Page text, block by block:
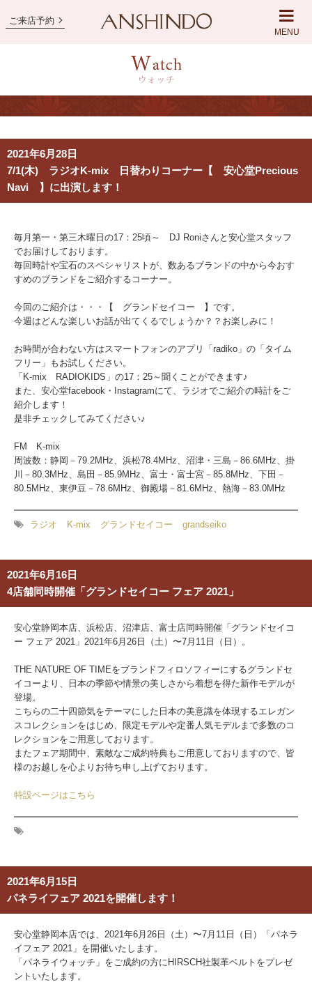
ご来店予約
MENU
2021年6月28日
7/1(木) ラジオK-mix 日替わりコーナー【 安心堂Precious
Navi 】に出演します！
毎月第一・第三木曜日の17：25頃～ DJ Roniさんと安心堂スタッフ
でお届けしております。
毎回時計や宝石のスペシャリストが、数あるブランドの中から今おす
すめのブランドをご紹介するコーナー。
今回のご紹介は・・・【 グランドセイコー 】です。
今週はどんな楽しいお話が出てくるでしょうか？？お楽しみに！
お時間が合わない方はスマートフォンのアプリ「radiko」の「タイム
フリー」もお試しください。
「K-mix RADIOKIDS」の17：25～聞くことができます♪
また、安心堂facebook・Instagramにて、ラジオでご紹介の時計をご
紹介します！
是非チェックしてみてください♪
FM K-mix
周波数：静岡－79.2MHz、浜松78.4MHz、沼津・三島－86.6MHz、掛
川－80.3MHz、島田－85.9MHz、富士・富士宮－85.8MHz、下田－
80.5MHz、東伊豆－78.6MHz、御殿場－81.6MHz、熱海－83.0MHz
ラジオ K-mix グランドセイコー grandseiko
2021年6月16日
4店舗同時開催「グランドセイコー フェア 2021」
安心堂静岡本店、浜松店、沼津店、富士店同時開催「グランドセイコ
ー フェア 2021」2021年6月26日（土）〜7月11日（日）。
THE NATURE OF TIMEをブランドフィロソフィーにするグランドセ
イコーより、日本の季節や情景の美しさから着想を得た新作モデルが
登場。
こちらの二十四節気をテーマにした日本の美意識を体現するエレガン
スコレクションをはじめ、限定モデルや定番人気モデルまで多数のコ
レクションをご用意しております。
またフェア期間中、素敵なご成約特典もご用意しておりますので、皆
様のお越しを心よりお待ち申し上げております。
特設ページはこちら
2021年6月15日
パネライフェア 2021を開催します！
安心堂静岡本店では、2021年6月26日（土）〜7月11日（日）「パネラ
イフェア 2021」を開催いたします。
「パネライウォッチ」をご成約の方にHIRSCH社製革ベルトをプレゼ
ントいたします。